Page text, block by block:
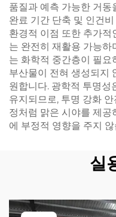
품질과 예측 가능한 거
완료 기간 단축 및 인건
환경적 이점 또한 추가적
는 완전히 재활용 가능하
는 화학적 중간층이 필요
부산물이 전혀 생성되지
원합니다. 광학적 투명성
유지되므로, 투명 강화
정처럼 맑은 시야를 제
에 부정적 영향을 주지
실